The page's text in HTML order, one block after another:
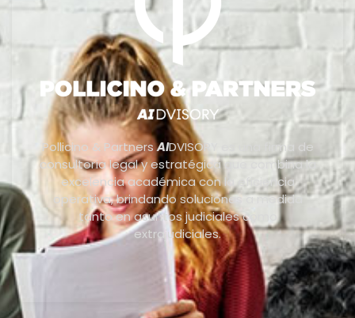
Pollicino & PartnersAIDVISORY es una firma de
consultoría legal y estratégica que combina la
excelencia académica con la eficiencia
operativa, brindando soluciones a medida
tanto en asuntos judiciales como
extrajudiciales.